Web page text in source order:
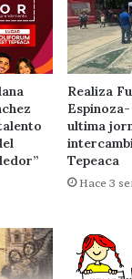
Realiza
ultima
Tepeaca
Hace 3